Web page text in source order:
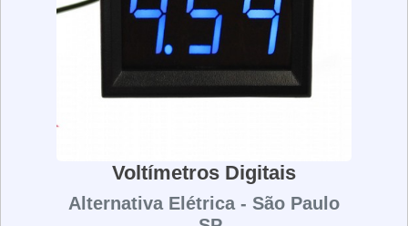
Voltímetros Digitais
Alternativa Elétrica - São Paulo